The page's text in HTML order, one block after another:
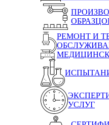
РЕМОНТ И
УСЛУГ